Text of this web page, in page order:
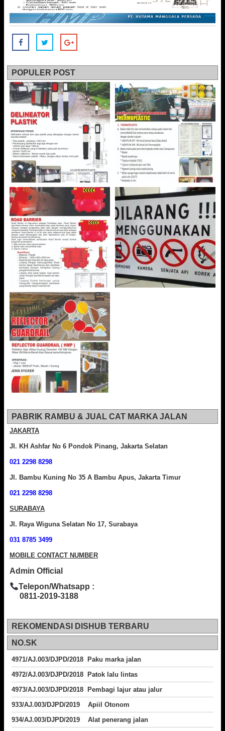
POPULER POST
PABRIK RAMBU & JUAL CAT MARKA JALAN
JAKARTA
Jl. KH Ashfar No 6 Pondok Pinang, Jakarta Selatan
021 2298 8298
Jl. Bambu Kuning No 35 A Bambu Apus, Jakarta Timur
021 2298 8298
SURABAYA
Jl. Raya Wiguna Selatan No 17, Surabaya
031 8785 3499
MOBILE CONTACT NUMBER
Admin Official
Telepon/Whatsapp :
0811-2019-3188
REKOMENDASI DISHUB TERBARU
NO.SK
4971/AJ.003/DJPD/2018 Paku marka jalan
4972/AJ.003/DJPD/2018 Patok lalu lintas
4973/AJ.003/DJPD/2018
Pembagi lajur atau jalur
933/AJ.003/DJPD/2019 Apiil Otonom
934/AJ.003/DJPD/2019 Alat penerang jalan